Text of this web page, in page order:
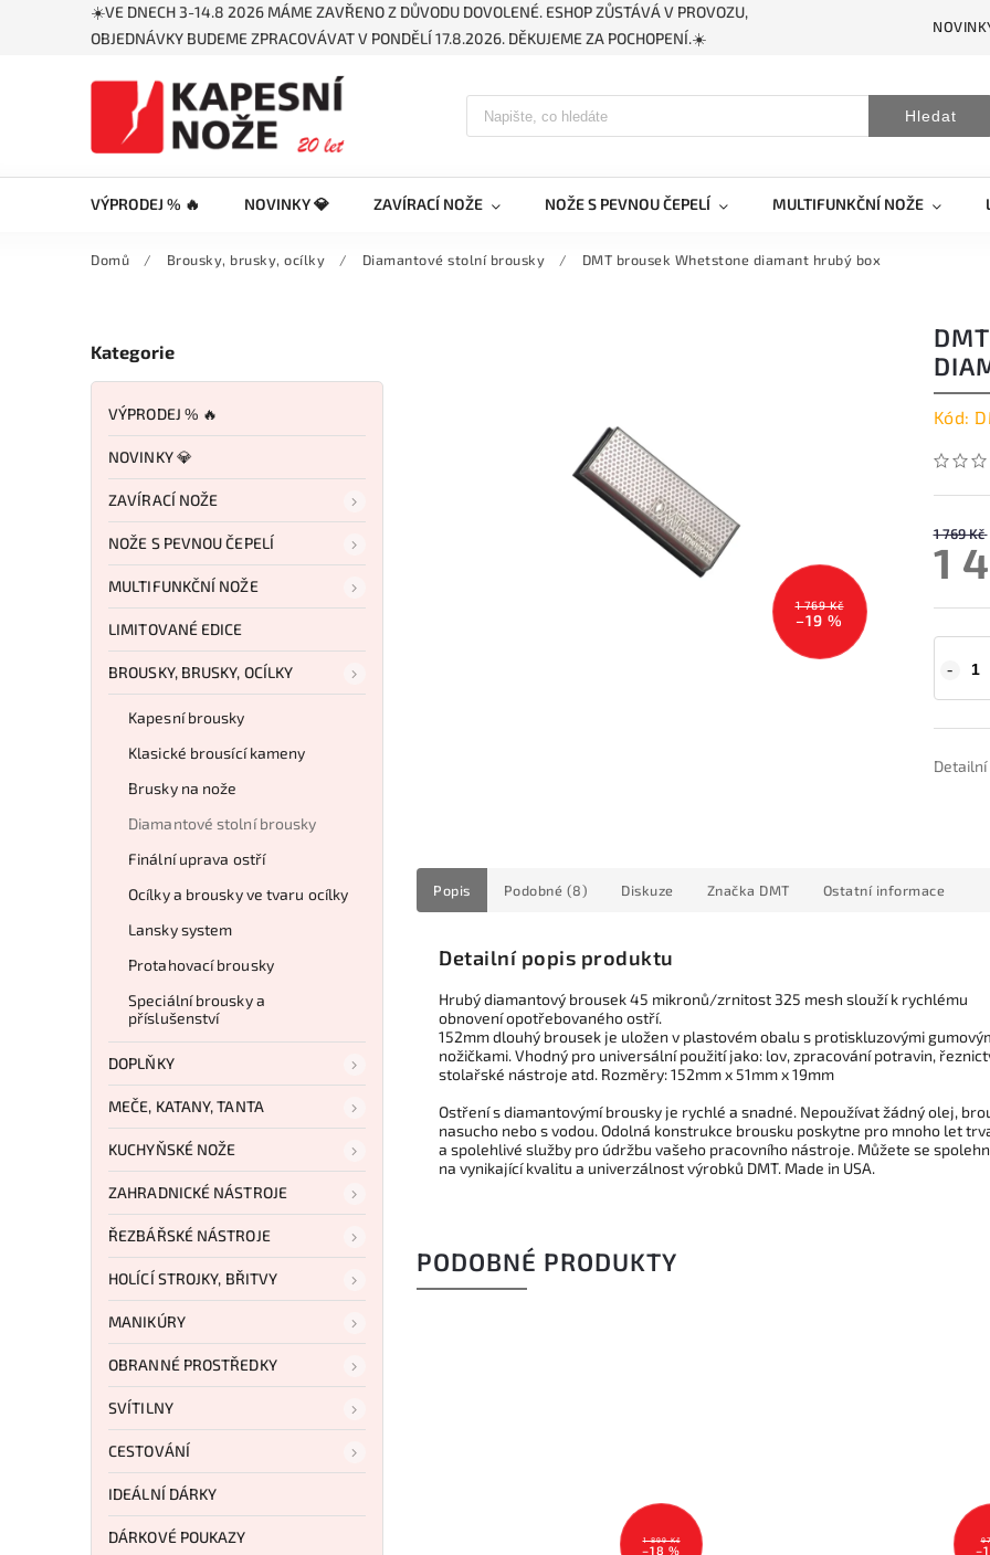
☀️VE DNECH 3-14.8 2026 MÁME ZAVŘENO Z DŮVODU DOVOLENÉ. ESHOP ZŮSTÁVÁ V PROVOZU,
OBJEDNÁVKY BUDEME ZPRACOVÁVAT V PONDĚLÍ 17.8.2026. DĚKUJEME ZA POCHOPENÍ.☀️
Hledat
VÝPRODEJ % 🔥 NOVINKY 💎 ZAVÍRACÍ NOŽE NOŽE S PEVNOU ČEPELÍ MULTIFUNKČNÍ NOŽE
Domů / Brousky, brusky, ocílky / Diamantové stolní brousky / DMT brousek Whetstone diamant hrubý box
Kategorie
VÝPRODEJ % 🔥
NOVINKY 💎
ZAVÍRACÍ NOŽE
NOŽE S PEVNOU ČEPELÍ
MULTIFUNKČNÍ NOŽE
LIMITOVANÉ EDICE
BROUSKY, BRUSKY, OCÍLKY
Kapesní brousky
Klasické brousící kameny
Brusky na nože
Diamantové stolní brousky
Finální uprava ostří
Ocílky a brousky ve tvaru ocílky
Lansky system
Protahovací brousky
Speciální brousky a
příslušenství
DOPLŇKY
MEČE, KATANY, TANTA
KUCHYŇSKÉ NOŽE
ZAHRADNICKÉ NÁSTROJE
ŘEZBÁŘSKÉ NÁSTROJE
HOLÍCÍ STROJKY, BŘITVY
MANIKÚRY
OBRANNÉ PROSTŘEDKY
SVÍTILNY
CESTOVÁNÍ
IDEÁLNÍ DÁRKY
DÁRKOVÉ POUKAZY
1 769 Kč
–19 %
Kód:
1 769 Kč
1
Popis Podobné (8) Diskuze Značka DMT Ostatní informace
Detailní popis produktu
Hrubý diamantový brousek 45 mikronů/zrnitost 325 mesh slouží k rychlému
obnovení opotřebovaného ostří.
152mm dlouhý brousek je uložen v plastovém obalu s protiskluzovými
nožičkami. Vhodný pro universální použití jako: lov, zpracování potravin,
stolařské nástroje atd. Rozměry: 152mm x 51mm x 19mm
Ostření s diamantovýmí brousky je rychlé a snadné. Nepoužívat žádný olej,
nasucho nebo s vodou. Odolná konstrukce brousku poskytne pro mnoho let
a spolehlivé služby pro údržbu vašeho pracovního nástroje. Můžete se
na vynikající kvalitu a univerzálnost výrobků DMT. Made in USA.
PODOBNÉ PRODUKTY
3 493 Kč